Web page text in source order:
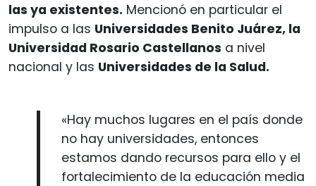
las ya existentes. Mencionó en particular el
impulso a las Universidades Benito Juárez, la
Universidad Rosario Castellanos a nivel
nacional y las Universidades de la Salud.
«Hay muchos lugares en el país donde
no hay universidades, entonces
estamos dando recursos para ello y el
fortalecimiento de la educación media